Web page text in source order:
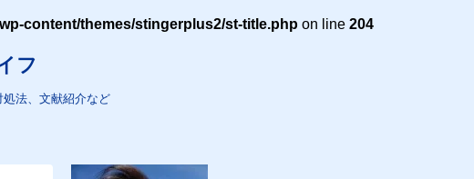
content/themes/stingerplus2/st-title.php on line 204
フ
法、文献紹介など